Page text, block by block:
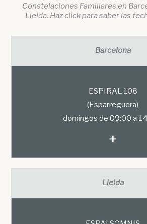
Constelaciones Familiares en
Lleida. Haz click para saber las
Barcelona
ESPIRAL 108
(Esparreguera)
domingos de 09:00 a
+
Lleida